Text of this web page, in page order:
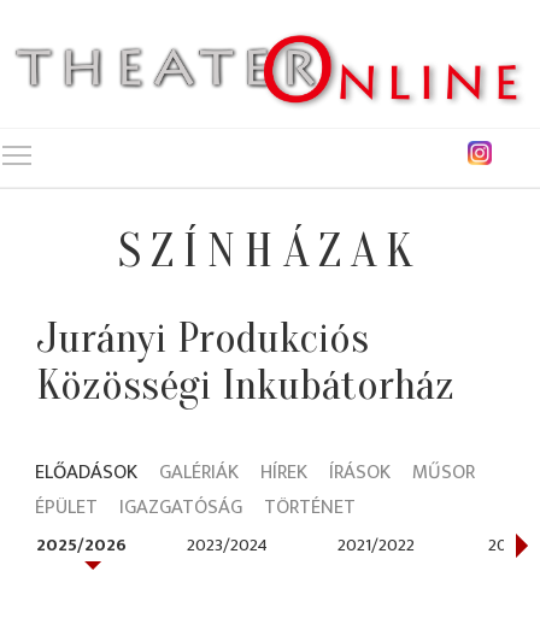
SZÍNHÁZAK
Jurányi Produkciós
Közösségi Inkubátorház
ELŐADÁSOK GALÉRIÁK HÍREK ÍRÁSOK
MŰSOR
ÉPÜLET
IGAZGATÓSÁG TÖRTÉNET
2025/2026 2023/2024 2021/2022 2020/